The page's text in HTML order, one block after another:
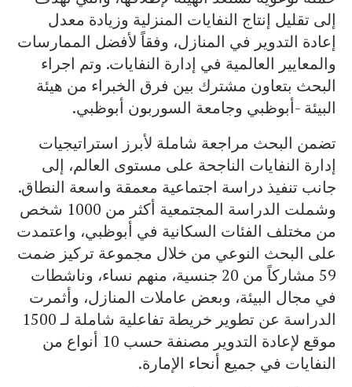
إلى تقليل إنتاج النفايات المنزلية وزيادة معدل
إعادة التدوير في المنازل، وفقاً لأفضل الممارسات
والمعايير العالمية في إدارة النفايات. وتم اجراء
البحث بتعاون مشترك بين فرق الخبراء من هيئة
البيئة -أبوظبي وجامعة السوربون أبوظبي.
تضمن البحث مراجعة شاملة لأبرز استراتيجيات
إدارة النفايات الناجحة على مستوى العالم، إلى
جانب تنفيذ دراسة اجتماعية معمقة واسعة النطاق.
وشملت الدراسة المجتمعية أكثر من 1000 شخص
من مختلف الفئات السكانية في أبوظبي، واعتمدت
على البحث النوعي من خلال مجموعة تركيز ضمت
59 مشاركاً من 20 جنسية، منهم نساء، وناشطات
في مجال البيئة، وبعض عاملات المنازل، وأثمرت
الدراسة عن تطوير خريطة تفاعلية شاملة لـ 1500
موقع لإعادة التدوير مصنفة حسب 10 أنواع من
النفايات في جميع أنحاء الإمارة.